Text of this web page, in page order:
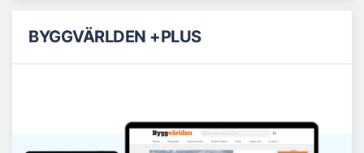
BYGGVÄRLDEN +PLUS